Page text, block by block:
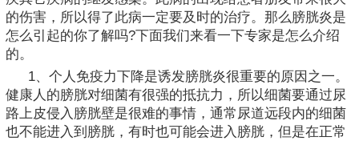
的伤害，所以得了此病一定要及时的治疗。那么膀胱炎是
怎么引起的你了解吗?下面我们来看一下专家是怎么介绍
的。
1、个人免疫力下降是诱发膀胱炎很重要的原因之一。
健康人的膀胱对细菌有很强的抵抗力，所以细菌要通过尿
路上皮侵入膀胱壁是很难的事情，通常尿道远段内的细菌
也不能进入到膀胱，有时也可能会进入膀胱，但是在正常